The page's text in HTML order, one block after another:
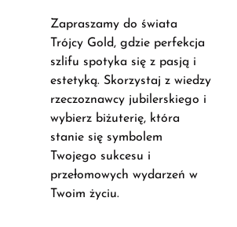
Zapraszamy do świata
Trójcy Gold, gdzie perfekcja
szlifu spotyka się z pasją i
estetyką. Skorzystaj z wiedzy
rzeczoznawcy jubilerskiego i
wybierz biżuterię, która
stanie się symbolem
Twojego sukcesu i
przełomowych wydarzeń w
Twoim życiu.